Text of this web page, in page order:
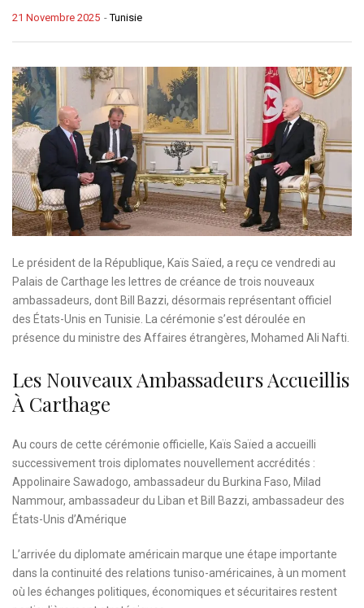
-Tunisie
21 Novembre 2025
Le président de la République, Kaïs Saïed, a reçu ce vendredi au
Palais de Carthage les lettres de créance de trois nouveaux
ambassadeurs, dont Bill Bazzi, désormais représentant officiel
des États-Unis en Tunisie. La cérémonie s’est déroulée en
présence du ministre des Affaires étrangères, Mohamed Ali Nafti.
Les Nouveaux Ambassadeurs Accueillis
À Carthage
Au cours de cette cérémonie officielle, Kaïs Saïed a accueilli
successivement trois diplomates nouvellement accrédités :
Appolinaire Sawadogo, ambassadeur du Burkina Faso, Milad
Nammour, ambassadeur du Liban et Bill Bazzi, ambassadeur des
États-Unis d’Amérique
L’arrivée du diplomate américain marque une étape importante
dans la continuité des relations tuniso-américaines, à un moment
où les échanges politiques, économiques et sécuritaires restent